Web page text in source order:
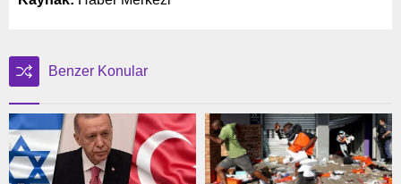
Benzer Konular